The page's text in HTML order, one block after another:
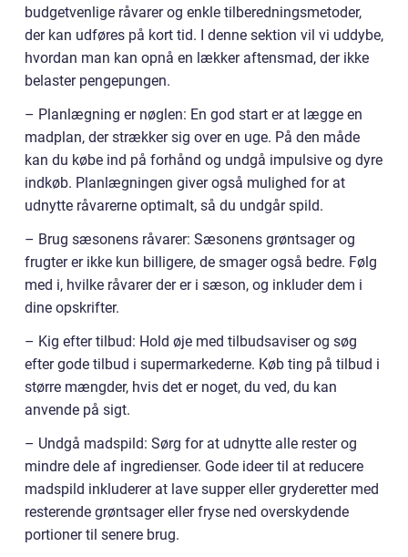
budgetvenlige råvarer og enkle tilberedningsmetoder,
der kan udføres på kort tid. I denne sektion vil vi uddybe,
hvordan man kan opnå en lækker aftensmad, der ikke
belaster pengepungen.
– Planlægning er nøglen: En god start er at lægge en
madplan, der strækker sig over en uge. På den måde
kan du købe ind på forhånd og undgå impulsive og dyre
indkøb. Planlægningen giver også mulighed for at
udnytte råvarerne optimalt, så du undgår spild.
– Brug sæsonens råvarer: Sæsonens grøntsager og
frugter er ikke kun billigere, de smager også bedre. Følg
med i, hvilke råvarer der er i sæson, og inkluder dem i
dine opskrifter.
– Kig efter tilbud: Hold øje med tilbudsaviser og søg
efter gode tilbud i supermarkederne. Køb ting på tilbud i
større mængder, hvis det er noget, du ved, du kan
anvende på sigt.
– Undgå madspild: Sørg for at udnytte alle rester og
mindre dele af ingredienser. Gode ideer til at reducere
madspild inkluderer at lave supper eller gryderetter med
resterende grøntsager eller fryse ned overskydende
portioner til senere brug.